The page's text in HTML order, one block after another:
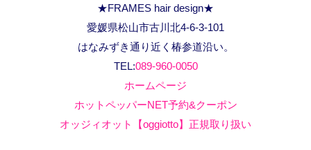
★FRAMES hair design★
愛媛県松山市古川北4-6-3-101
はなみずき通り近く椿参道沿い。
TEL:089-960-0050
ホームページ
ホットペッパーNET予約&クーポン
オッジィオット【oggiotto】正規取り扱い